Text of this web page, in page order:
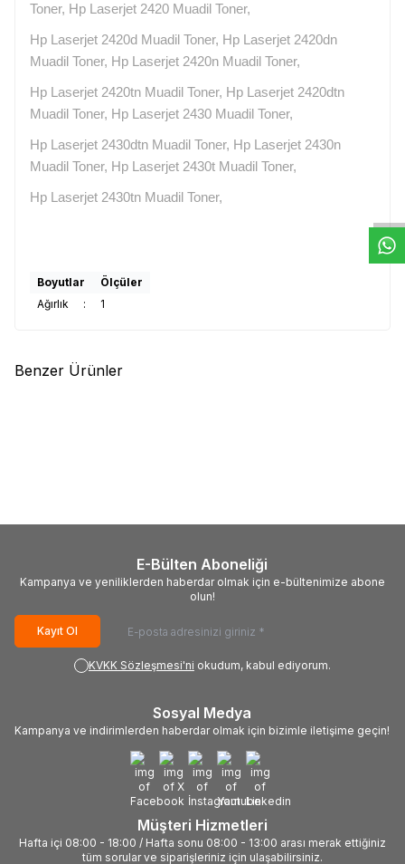
Toner, Hp Laserjet 2420 Muadil Toner,
Hp Laserjet 2420d Muadil Toner, Hp Laserjet 2420dn
Muadil Toner, Hp Laserjet 2420n Muadil Toner,
Hp Laserjet 2420tn Muadil Toner, Hp Laserjet 2420dtn
Muadil Toner, Hp Laserjet 2430 Muadil Toner,
Hp Laserjet 2430dtn Muadil Toner, Hp Laserjet 2430n
Muadil Toner, Hp Laserjet 2430t Muadil Toner,
Hp Laserjet 2430tn Muadil Toner,
Boyutlar
Ölçüler
Ağırlık
: 1
Benzer Ürünler
E-Bülten Aboneliği
Kampanya ve yeniliklerden haberdar olmak için e-bültenimize abone
olun!
Kayıt Ol
KVKK Sözleşmesi'ni okudum, kabul ediyorum.
Sosyal Medya
Kampanya ve indirimlerden haberdar olmak için bizimle iletişime geçin!
Müşteri Hizmetleri
Hafta içi 08:00 - 18:00 / Hafta sonu 08:00 - 13:00 arası merak ettiğiniz
tüm sorular ve siparişleriniz için ulaşabilirsiniz.